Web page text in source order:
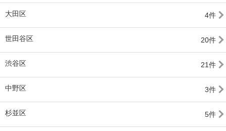
大田区 4件
世田谷区 20件
渋谷区 21件
中野区 3件
杉並区 5件